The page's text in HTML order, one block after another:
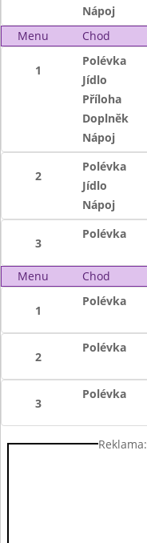
Nápoj
Menu
Chod
1
Polévka
Jídlo
Příloha
Doplněk
Nápoj
2
Polévka
Jídlo
Nápoj
3
Polévka
Menu Chod
1
Polévka
2
Polévka
3
Polévka
Reklama: